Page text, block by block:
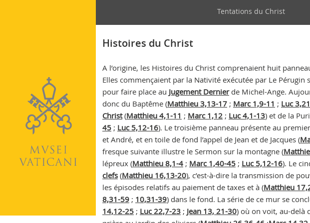
secondaire
Tentations du Christ
Histoires du Christ
A l’origine, les Histoires du Christ comprenaient huit
Elles commençaient par la Nativité exécutée par Le
pour faire place au Jugement Dernierde Michel-Ange.
donc du Baptême (Matthieu 3,13-17; Marc 1,9-11 ; Luc
Christ(Matthieu 4,1-11 ; Marc 1,12; Luc 4,1-13) et de la
45; Luc 5,12-16). Le troisième panneau présente au
et André, et en toile de fond l’appel de Jean et de Jacques (
fresque suivante illustre le Sermon sur la montagne (
lépreux (Matthieu 8,1-4; Marc 1,40-45; Luc 5,12-16). Le
clefs(Matthieu 16,13-20), c’est-à-dire la transmission de
les épisodes relatifs au paiement de taxes et à (Matthieu
8,31-59; 10,31-39) dans le fond. La série de ce mur se
14,12-25; Luc 22,7-23; Jean 13, 21-30) où on voit, au-delà